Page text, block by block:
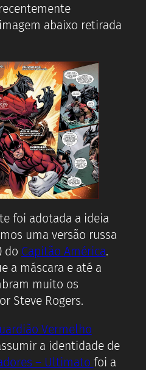
abaixo retirada
foi adotada a ideia
uma versão russa
do Capitão América.
a máscara e até a
muito os
Steve Rogers.
Vermelho
a identidade de
– Ultimato foi a